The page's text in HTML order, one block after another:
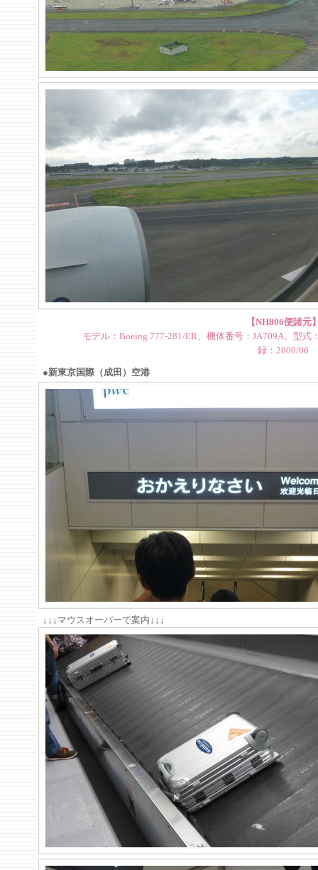
【NH806便諸元
モデル：Boeing 777-281/ER、機体番号：JA709A、型式
録：2000/06
●新東京国際（成田）空港
↓↓↓マウスオーバーで案内↓↓↓